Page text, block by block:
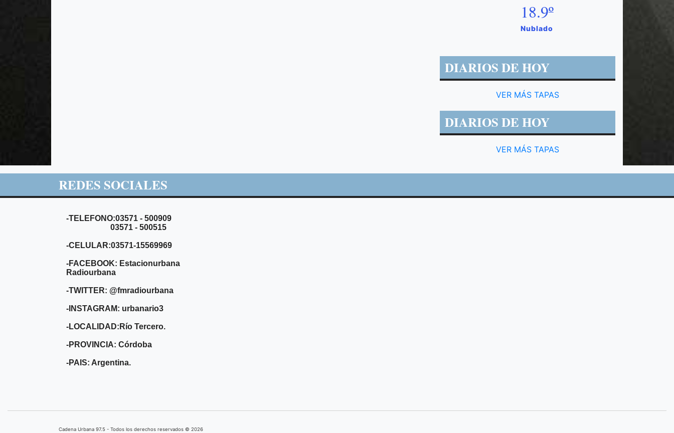
18.9º
Nublado
DIARIOS DE HOY
VER MÁS TAPAS
DIARIOS DE HOY
VER MÁS TAPAS
REDES SOCIALES
-TELEFONO:03571 - 500909
03571 - 500515
-CELULAR:03571-15569969
-FACEBOOK: Estacionurbana
Radiourbana
-TWITTER: @fmradiourbana
-INSTAGRAM: urbanario3
-LOCALIDAD:Río Tercero.
-PROVINCIA: Córdoba
-PAIS: Argentina.
Cadena Urbana ​97.5 - Todos los derechos reservados © 2026